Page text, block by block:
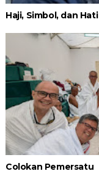
Haji, Simbol, dan Hati
Colokan Pemersatu